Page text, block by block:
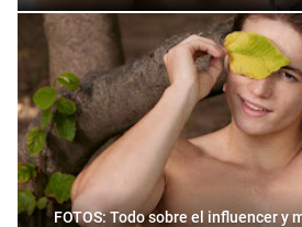
FOTOS: Todo sobre el influencer y